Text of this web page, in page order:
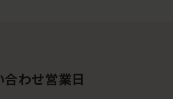
わせ営業日